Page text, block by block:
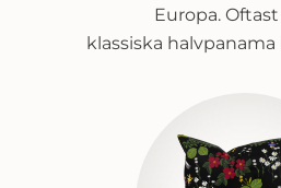
Europa.
klassiska halvpanama